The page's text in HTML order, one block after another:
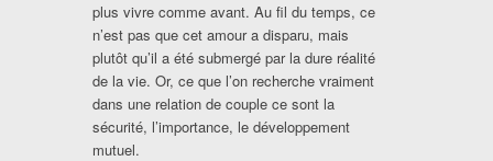
plus vivre comme avant. Au fil du temps, ce
n’est pas que cet amour a disparu, mais
plutôt qu’il a été submergé par la dure réalité
de la vie. Or, ce que l’on recherche vraiment
dans une relation de couple ce sont la
sécurité, l’importance, le développement
mutuel.